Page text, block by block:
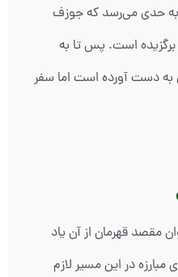
به حدی می‌رسد که جوزف
است. پس تا به
به دست آورده است اما سفر
مقصد قهرمان از آن یاد
مبارزه در این مسیر لازم